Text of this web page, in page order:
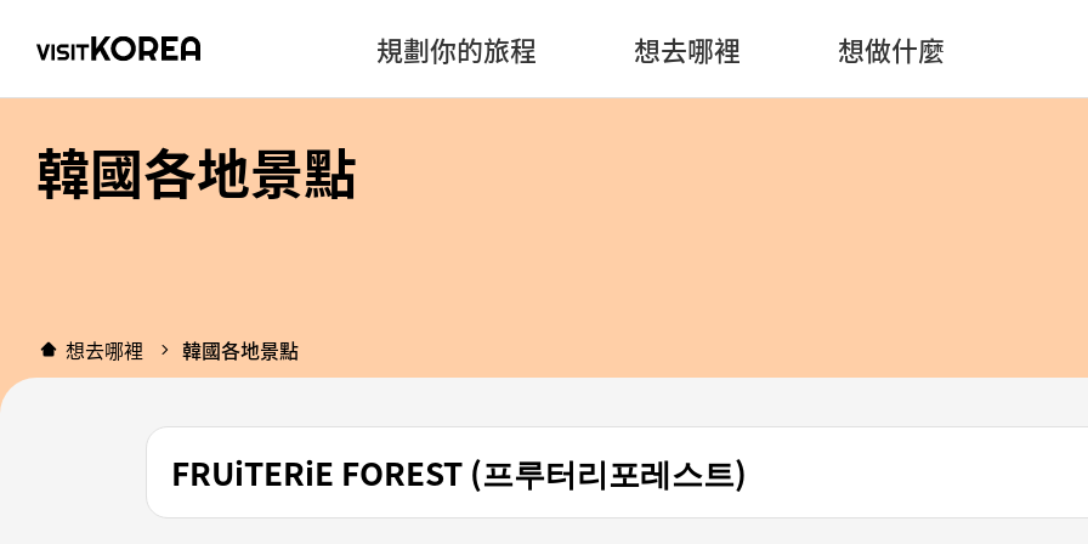
規劃你的旅程 想去哪裡 想做什麼
韓國各地景點
想去哪裡 韓國各地景點
FRUiTERiE FOREST (프루터리포레스트)